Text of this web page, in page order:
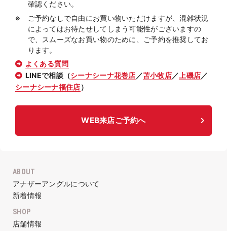
確認ください。
ご予約なしで自由にお買い物いただけますが、混雑状況
によってはお待たせしてしまう可能性がございますの
で、スムーズなお買い物のために、ご予約を推奨してお
ります。
よくある質問
LINEで相談（シーナシーナ花巻店 ／苫小牧店／ 上磯店／
シーナシーナ福住店）
WEB来店ご予約へ
ABOUT
アナザーアングルについて
新着情報
SHOP
店舗情報